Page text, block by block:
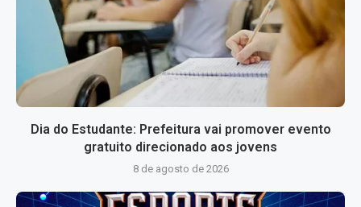
Dia do Estudante: Prefeitura vai promover evento
gratuito direcionado aos jovens
8 de agosto de 2026